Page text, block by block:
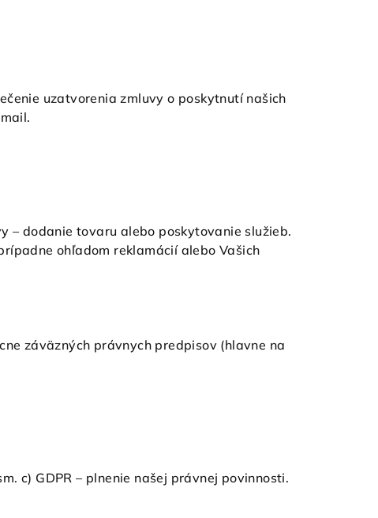
uzatvorenia zmluvy o poskytnutí našich
– dodanie tovaru alebo poskytovanie služieb.
ohľadom reklamácií alebo Vašich
záväzných právnych predpisov (hlavne na
c) GDPR – plnenie našej právnej povinnosti.